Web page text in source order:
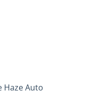
Haze Auto